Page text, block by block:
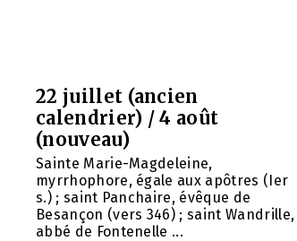
22 juillet (ancien
calendrier) / 4 août
(nouveau)
Sainte Marie-Magdeleine,
myrrhophore, égale aux apôtres (Ier
s.) ; saint Panchaire, évêque de
Besançon (vers 346) ; saint Wandrille,
abbé de Fontenelle ...